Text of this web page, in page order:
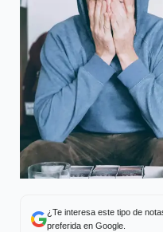
¿Te interesa este tipo de
preferida en Google.